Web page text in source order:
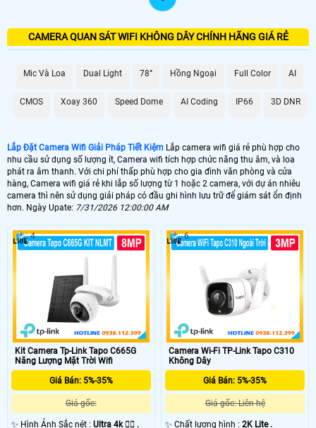
cầu không quá phức tạp, tiện lợi, dễ dùng, dễ quan sát...
và tiện lợi, chỉ cần nơi bạn ở có mạng internet hay mạng 4G bạn đều quan sát
được hệ thống camera wifi mọi lúc mọi nơi.
- Các camera wifi giám sát dạng như thế này kết nối hoàn toàn không dây, chỉ
cần với vài thao tác kết nối đơn giản bạn sẽ kết nối được camera và xem qua
mạng internet. dạng camera wifi này nó có Anten wifi cho việc kết nối với hệ
được tối đa tới 30 ngày) với thuật toán tự ghi và xóa đảm bảo trong thẻ nhớ
của camera wifi lúc nào cũng có 30 ngày gần nhất.
CAMERA QUAN SÁT WIFI KHÔNG DÂY CHÍNH HÃNG GIÁ RẺ
Mic Và Loa Dual Light 78° Hồng Ngoại Full Color AI
CMOS Xoay 360 Speed Dome AI Coding IP66 3D DNR
Lắp Đặt Camera Wifi Giải Pháp Tiết Kiệm Lắp camera wifi giá rẻ phù hợp cho
nhu cầu sử dụng số lượng ít, Camera wifi tích hợp chức năng thu âm, và loa
phát ra âm thanh. Với chi phí thấp phù hợp cho gia đình văn phòng và cửa
hàng, Camera wifi giá rẻ khi lắp số lượng từ 1 hoặc 2 camera, với dự án nhiêu
camera thì nên sử dụng giải pháp có đầu ghi hình lưu trữ để giám sát ổn định
hơn. Ngày Upate: 7/31/2026 12:00:00 AM
Kit Camera Tp-Link Tapo C665G
Năng Lượng Mặt Trời Wifi
Giá Bán: 5%-35%
Giá gốc:
✨ Hình Ảnh Sắc nét : Ultra 4k 👍🏾 .
4
Camera Wi-Fi TP-Link Tapo C310
Không Dây
Giá Bán: 5%-35%
Giá gốc: Liên hệ
✨ Chất lượng hình :2K Lite .
6